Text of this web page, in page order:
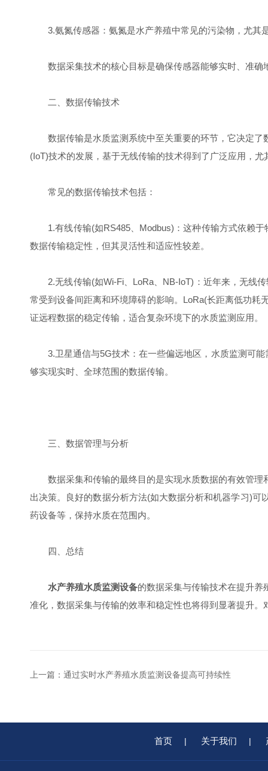
3.氨氮传感器：氨氮是水产养殖中常见的污染物，尤其
数据采集技术的核心目标是确保传感器能够实时、准确
二、数据传输技术
数据传输是水质监测系统中至关重要的环节，它决定了
(IoT)技术的发展，基于无线传输的技术得到了广泛应用，
常见的数据传输技术包括：
1.有线传输(如RS485、Modbus)：这种传输方式依赖于
数据传输稳定性，但其灵活性和适应性较差。
2.无线传输(如Wi-Fi、LoRa、NB-IoT)：近年来，无线传
常受到设备间距离和环境障碍的影响。LoRa(长距离低功
证远程数据的稳定传输，适合复杂环境下的水质监测应用。
3.卫星通信与5G技术：在一些偏远地区，水质监测可能
够实现实时、全球范围的数据传输。
三、数据管理与分析
数据采集和传输的最终目的是实现水质数据的有效管理
出决策。良好的数据分析方法(如大数据分析和机器学习)
药设备等，保持水质在范围内。
四、总结
水产养殖水质监测设备的数据采集与传输技术在提升
准化，数据采集与传输的效率和稳定性也将得到显著提升
上一篇： 通过实时水产养殖水质监测设备提高可持续性
首页 | 关于我们 |